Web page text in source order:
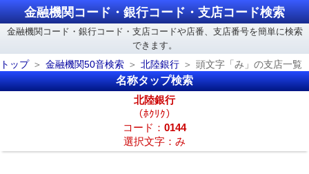
金融機関コード・銀行コード・支店コード検索
金融機関コード・銀行コード・支店コードや店番、支店番号を簡単に検索
できます。
トップ
金融機関50音検索 北陸銀行 頭文字「み」の支店一覧
名称タップ検索
北陸銀行
（ﾎｸﾘｸ）
コード： 0144
選択文字：み